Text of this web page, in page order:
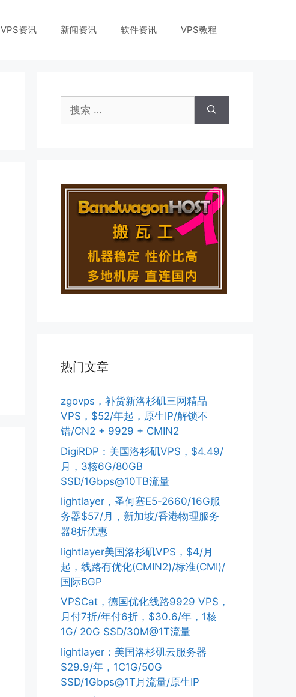
VPS资讯 新闻资讯 软件资讯 VPS教程
索：
热门文章
zgovps，补货新洛杉矶三网精品
VPS，$52/年起，原生IP/解锁不
错/CN2 + 9929 + CMIN2
DigiRDP：美国洛杉矶VPS，$4.49/
月，3核6G/80GB
SSD/1Gbps@10TB流量
lightlayer，圣何塞E5-2660/16G服
务器$57/月，新加坡/香港物理服务
器8折优惠
lightlayer美国洛杉矶VPS，$4/月
起，线路有优化(CMIN2)/标准(CMI)/
国际BGP
VPSCat，德国优化线路9929 VPS，
月付7折/年付6折，$30.6/年，1核
1G/ 20G SSD/30M@1T流量
lightlayer：美国洛杉矶云服务器
$29.9/年，1C1G/50G
SSD/1Gbps@1T月流量/原生IP